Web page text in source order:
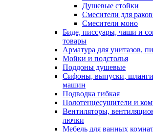
Душевые стойки
Смесители для
Смесители моно
Биде, писсуары, чаши и
товары
Арматура для унитазов,
Мойки и подстолья
Поддоны душевые
Сифоны, выпуски, шланги
машин
Подводка гибкая
Полотенцесушители и
Вентиляторы,
лючки
Мебель для ванных